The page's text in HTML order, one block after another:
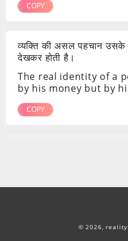
COPY
व्यक्ति की असल पहचान उसके
देखकर होती है।
The real identity of a
by his money but by
COPY
© 2026,